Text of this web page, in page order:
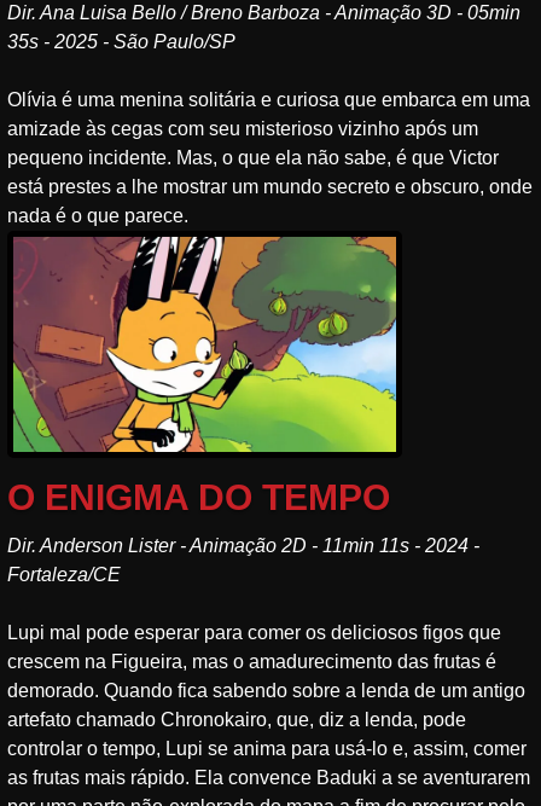
Dir. Ana Luisa Bello / Breno Barboza - Animação 3D - 05min
35s - 2025 - São Paulo/SP
Olívia é uma menina solitária e curiosa que embarca em uma
amizade às cegas com seu misterioso vizinho após um
pequeno incidente. Mas, o que ela não sabe, é que Victor
está prestes a lhe mostrar um mundo secreto e obscuro, onde
nada é o que parece.
O ENIGMA DO TEMPO
Dir. Anderson Lister - Animação 2D - 11min 11s - 2024 -
Fortaleza/CE
Lupi mal pode esperar para comer os deliciosos figos que
crescem na Figueira, mas o amadurecimento das frutas é
demorado. Quando fica sabendo sobre a lenda de um antigo
artefato chamado Chronokairo, que, diz a lenda, pode
controlar o tempo, Lupi se anima para usá-lo e, assim, comer
as frutas mais rápido. Ela convence Baduki a se aventurarem